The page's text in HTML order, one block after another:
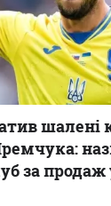
шалені
за продаж